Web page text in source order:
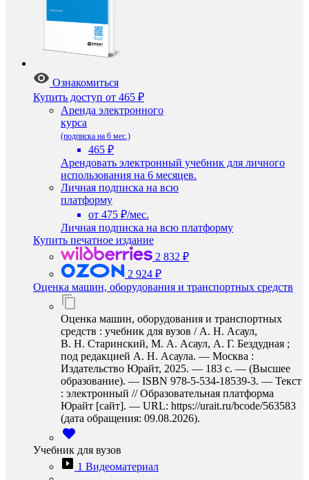
Ознакомиться
Купить доступ от 465 ₽
Аренда электронного
курса
(подписка на 6 мес.)
465 ₽
Арендовать электронный учебник для личного
использования на 6 месяцев.
Личная подписка на всю
платформу
от 475 ₽/мес.
Личная подписка на всю платформу
Купить печатное издание
2 832 ₽
2 924 ₽
Оценка машин, оборудования и транспортных средств
Оценка машин, оборудования и транспортных
средств : учебник для вузов / А. Н. Асаул,
В. Н. Старинский, М. А. Асаул, А. Г. Бездудная ;
под редакцией А. Н. Асаула. — Москва :
Издательство Юрайт, 2025. — 183 с. — (Высшее
образование). — ISBN 978-5-534-18539-3. — Текст
: электронный // Образовательная платформа
Юрайт [сайт]. — URL: https://urait.ru/bcode/563583
(дата обращения: 09.08.2026).
Учебник для вузов
1 Видеоматериал